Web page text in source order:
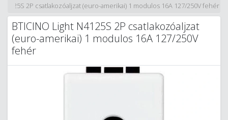
N4125S 2P csatlakozóaljzat (euro-amerikai) 1 modulos 16A 127/250V fehér
BTICINO Light N4125S 2P csatlakozóaljzat
(euro-amerikai) 1 modulos 16A 127/250V
fehér